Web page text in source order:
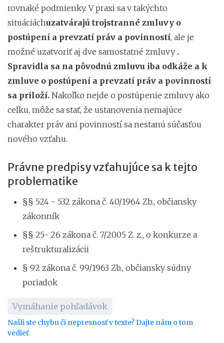
rovnaké podmienky. V praxi sa v takýchto
situáciáchuzatvárajú trojstranné zmluvy o
postúpení a prevzatí práv a povinností, ale je
možné uzatvoriť aj dve samostatné zmluvy .
Spravidla sa na pôvodnú zmluvu iba odkáže a k
zmluve o postúpení a prevzatí práv a povinností
sa priloží. Nakoľko nejde o postúpenie zmluvy ako
celku, môže sa stať, že ustanovenia nemajúce
charakter práv ani povinností sa nestanú súčasťou
nového vzťahu.
Právne predpisy vzťahujúce sa k tejto
problematike
§§ 524 - 532 zákona č. 40/1964 Zb., občiansky
zákonník
§§ 25- 26 zákona č. 7/2005 Z. z., o konkurze a
reštrukturalizácii
§ 92 zákona č. 99/1963 Zb., občiansky súdny
poriadok
Vymáhanie pohľadávok
Našli ste chybu či nepresnosť v texte? Dajte nám o tom
vedieť.